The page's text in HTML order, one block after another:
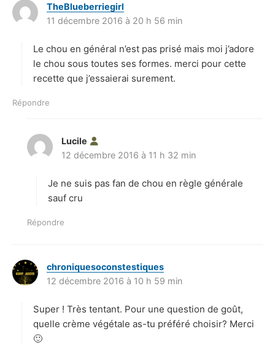
TheBlueberriegirl
i
:
11 décembre 2016 à 20 h 56 min
Le chou en général n’est pas prisé mais moi j’adore
le chou sous toutes ses formes. merci pour cette
recette que j’essaierai surement.
Répondre
Lucile
i
12 décembre 2016 à 11 h 32 min
Je ne suis pas fan de chou en règle générale
sauf cru
Répondre
chroniquesoconstestiques
i
:
12 décembre 2016 à 10 h 59 min
Super ! Très tentant. Pour une question de goût,
quelle crème végétale as-tu préféré choisir? Merci
🙂